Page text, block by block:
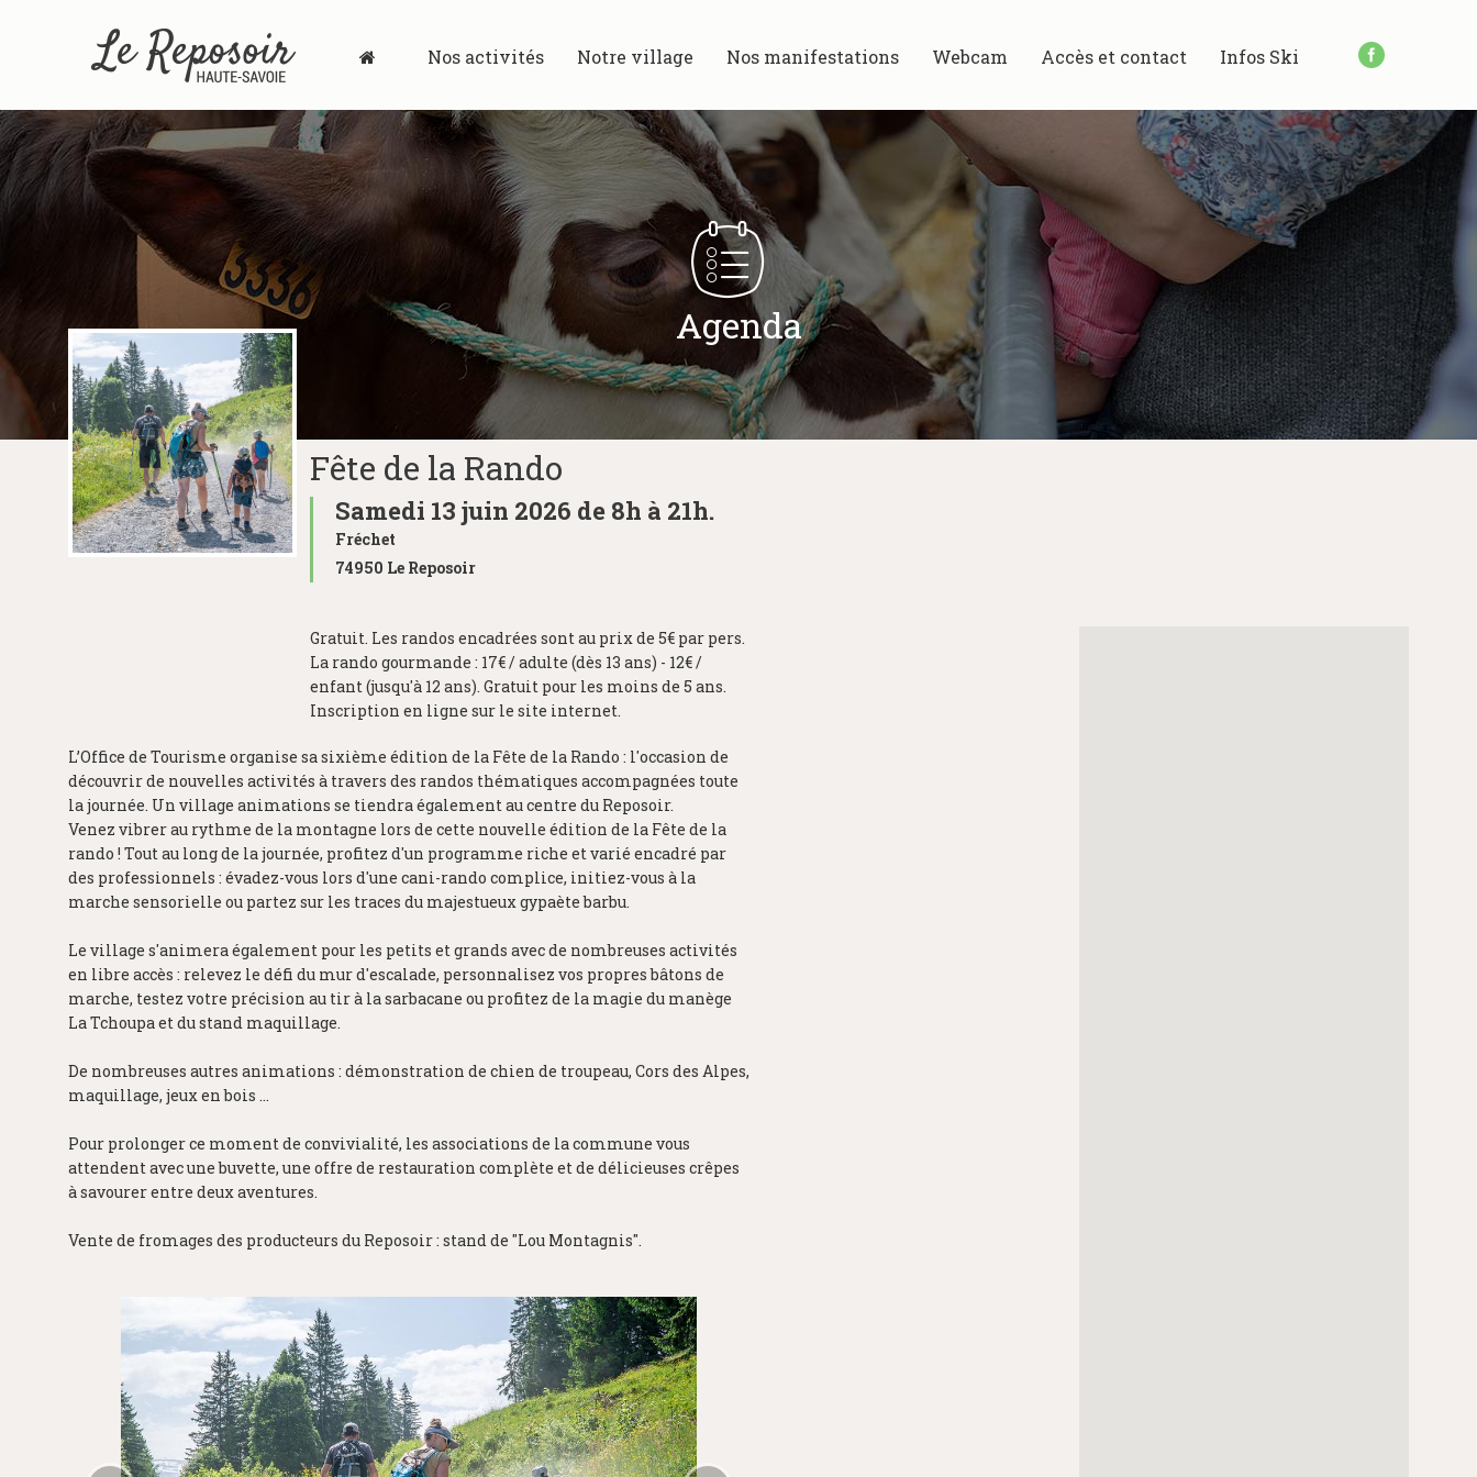
Nos activités Notre village Nos manifestations Webcam Accès et contact Infos Ski
Agenda
Fête de la Rando
Samedi 13 juin 2026 de 8h à 21h.
Fréchet
74950 Le Reposoir
Gratuit. Les randos encadrées sont au prix de 5€ par pers.
La rando gourmande : 17€ / adulte (dès 13 ans) - 12€ /
enfant (jusqu'à 12 ans). Gratuit pour les moins de 5 ans.
Inscription en ligne sur le site internet.
L’Office de Tourisme organise sa sixième édition de la Fête de la Rando : l'occasion de
découvrir de nouvelles activités à travers des randos thématiques accompagnées toute
la journée. Un village animations se tiendra également au centre du Reposoir.
Venez vibrer au rythme de la montagne lors de cette nouvelle édition de la Fête de la
rando ! Tout au long de la journée, profitez d'un programme riche et varié encadré par
des professionnels : évadez-vous lors d'une cani-rando complice, initiez-vous à la
marche sensorielle ou partez sur les traces du majestueux gypaète barbu.
Le village s'animera également pour les petits et grands avec de nombreuses activités
en libre accès : relevez le défi du mur d'escalade, personnalisez vos propres bâtons de
marche, testez votre précision au tir à la sarbacane ou profitez de la magie du manège
La Tchoupa et du stand maquillage.
De nombreuses autres animations : démonstration de chien de troupeau, Cors des Alpes,
maquillage, jeux en bois ...
Pour prolonger ce moment de convivialité, les associations de la commune vous
attendent avec une buvette, une offre de restauration complète et de délicieuses crêpes
à savourer entre deux aventures.
Vente de fromages des producteurs du Reposoir : stand de "Lou Montagnis".